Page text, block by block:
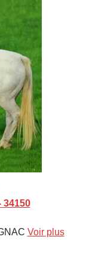
34150
Voir plus